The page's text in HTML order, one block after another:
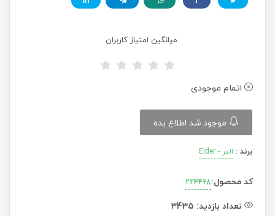
میانگین امتیاز کاربران
اتمام موجودی
موجود شد اطلاع بده
برند: الدر - Elder
کد محصول:224468
تعداد بازدید: 3435